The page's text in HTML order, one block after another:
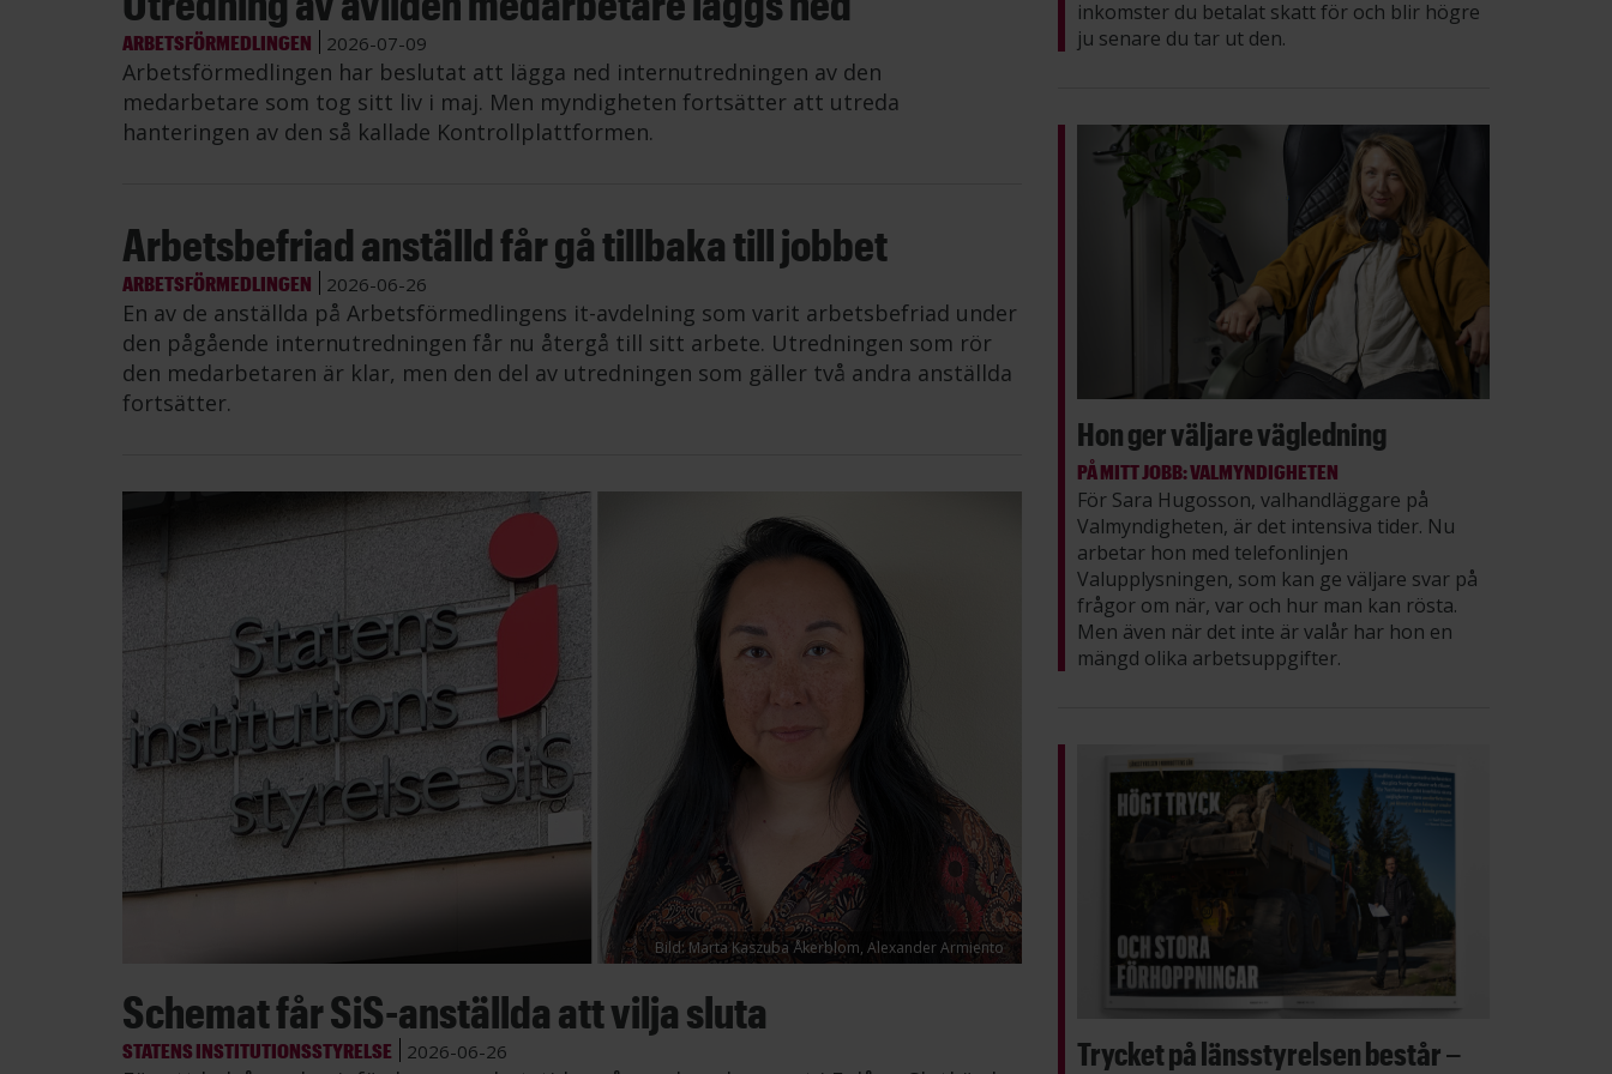
ARBETSFÖRMEDLINGEN 2026-07-09
Arbetsförmedlingen har beslutat att lägga ned internutredningen av den
medarbetare som tog sitt liv i maj. Men myndigheten fortsätter att utreda
hanteringen av den så kallade Kontrollplattformen.
Arbetsbefriad anställd får gå tillbaka till jobbet
ARBETSFÖRMEDLINGEN 2026-06-26
En av de anställda på Arbetsförmedlingens it-avdelning som varit arbetsbefriad under
den pågående internutredningen får nu återgå till sitt arbete. Utredningen som rör
den medarbetaren är klar, men den del av utredningen som gäller två andra anställda
fortsätter.
Bild: Marta Kaszuba Åkerblom, Alexander Armiento
Schemat får SiS-anställda att vilja sluta
STATENS INSTITUTIONSSTYRELSE 2026-06-26
inkomster du betalat skatt för och blir högre
ju senare du tar ut den.
Hon ger väljare vägledning
PÅ MITT JOBB: VALMYNDIGHETEN
För Sara Hugosson, valhandläggare på
Valmyndigheten, är det intensiva tider. Nu
arbetar hon med telefonlinjen
Valupplysningen, som kan ge väljare svar på
frågor om när, var och hur man kan rösta.
Men även när det inte är valår har hon en
mängd olika arbetsuppgifter.
Trycket på länsstyrelsen består –